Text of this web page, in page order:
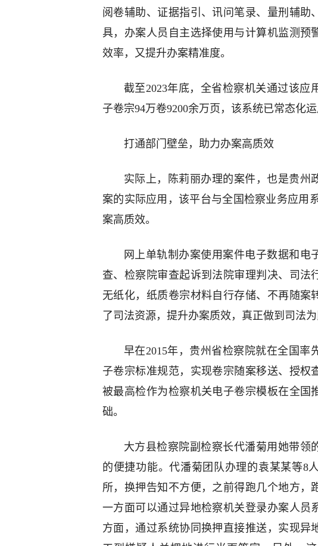
阅卷辅助、证据指引、讯问笔录、量刑辅助
具，办案人员自主选择使用与计算机监测预
效率，又提升办案精准度。
截至2023年底，全省检察机关通过该应
子卷宗94万卷9200余万页，该系统已常态化
打通部门壁垒，助力办案高质效
实际上，陈莉丽办理的案件，也是贵州
案的实际应用，该平台与全国检察业务应用
案高质效。
网上单轨制办案使用案件电子数据和电
查、检察院审查起诉到法院审理判决、司法
无纸化，纸质卷宗材料自行存储、不再随案
了司法资源，提升办案质效，真正做到司法为
早在2015年，贵州省检察院就在全国
子卷宗标准规范，实现卷宗随案移送、授权
被最高检作为检察机关电子卷宗模板在全国
础。
大方县检察院副检察长代潘菊用她带领
的便捷功能。代潘菊团队办理的袁某某等8
所，换押告知不方便，之前得跑几个地方，
一方面可以通过异地检察机关登录办案人员
方面，通过系统协同换押直接推送，实现异